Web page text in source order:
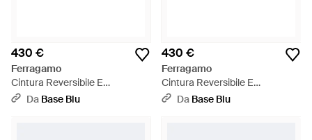
430 €
Ferragamo
Cintura Reversibile E
Regolabile Con Gancini -
Da Base Blu
430 €
Ferragamo
Cintura Reversibile E
Regolabile Con Gancini -
Da Base Blu